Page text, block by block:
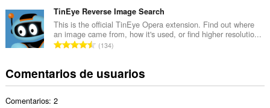
t
u
a
c
o
n
d
e
p
u
t
u
o
t
a
e
p
m
e
r
o
o
t
TinEye Reverse Image Search
This is the official TinEye Opera extension. Find out where
an image came from, how it's used, or find higher resolutio...
N
e
134
Comentarios de usuarios
Comentarios: 2